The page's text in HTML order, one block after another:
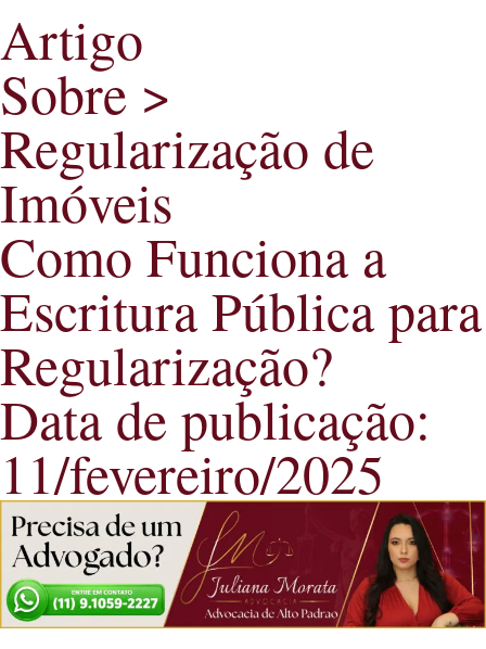
Artigo
Sobre >
Regularização de
Imóveis
Como Funciona a
Escritura Pública para
Regularização?
Data de publicação:
11/fevereiro/2025